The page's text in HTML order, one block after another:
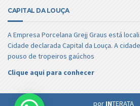
CAPITAL DA LOUÇA
A Empresa Porcelana Grejj Graus está
Cidade declarada Capital da Louça. A
pouso de tropeiros gaúchos
Clique aqui para conhecer
por INTERATA